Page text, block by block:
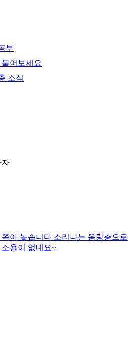
부
어보세요
소식
자
아 놓습니다 소리나는 음량총으로
용이 없네요~